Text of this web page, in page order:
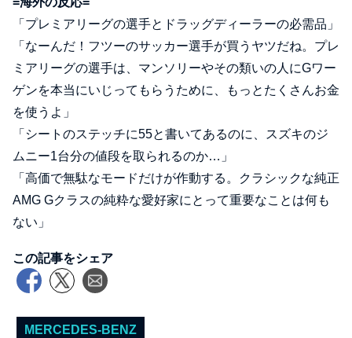
「プレミアリーグの選手とドラッグディーラーの必需品」
「なーんだ！フツーのサッカー選手が買うヤツだね。プレ
ミアリーグの選手は、マンソリーやその類いの人にGワー
ゲンを本当にいじってもらうために、もっとたくさんお金
を使うよ」
「シートのステッチに55と書いてあるのに、スズキのジ
ムニー1台分の値段を取られるのか…」
「高価で無駄なモードだけが作動する。クラシックな純正
AMG Gクラスの純粋な愛好家にとって重要なことは何も
ない」
この記事をシェア
MERCEDES-BENZ